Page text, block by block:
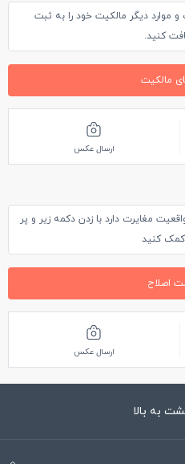
و موارد دیگر مالکیت خود را به ثبت
کنید.
مالکیت
ارسال عکس
مغایرت دارد با زدن دکمه زیر و پر
کمک کنید
اصلاح
ارسال عکس
به بالا